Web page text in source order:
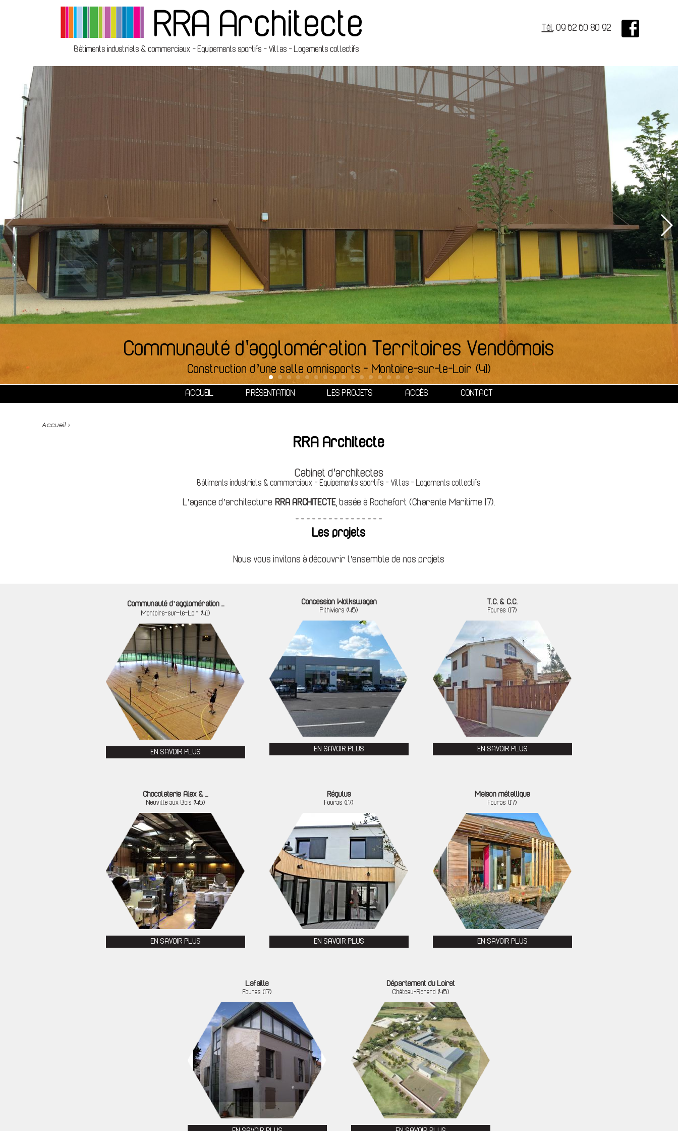
Tél. 09 62 60 80 92
Bâtiments industriels & commerciaux - Equipements sportifs - Villas - Logements collectifs
Communauté d'agglomération Territoires Vendômois
Construction d’une salle omnisports - Montoire-sur-le-Loir (41)
ACCUEIL PRÉSENTATION LES PROJETS ACCÈS CONTACT
Accueil ›
RRA Architecte
Cabinet d'architectes
Bâtiments industriels & commerciaux - Equipements sportifs - Villas - Logements collectifs
L'agence d'architecture RRA ARCHITECTE, basée à Rochefort (Charente Maritime 17).
- - - - - - - - - - - - - - - -
Les projets
Nous vous invitons à découvrir l'ensemble de nos projets
Communauté d'agglomération ...
Montoire-sur-le-Loir (41)
EN SAVOIR PLUS
Concession Wolkswagen
Pithiviers (45)
EN SAVOIR PLUS
T.C. & C.C.
Fouras (17)
EN SAVOIR PLUS
Chocolaterie Alex & ...
Neuville aux Bois (45)
EN SAVOIR PLUS
Régulus
Fouras (17)
EN SAVOIR PLUS
Maison métallique
Fouras (17)
EN SAVOIR PLUS
Lafaille
Fouras (17)
Département du Loiret
Château-Renard (45)